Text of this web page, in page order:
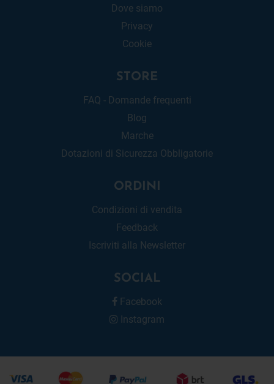
Dove siamo
Privacy
Cookie
STORE
FAQ - Domande frequenti
Blog
Marche
Dotazioni di Sicurezza Obbligatorie
ORDINI
Condizioni di vendita
Feedback
Iscriviti alla Newsletter
SOCIAL
Facebook
Instagram